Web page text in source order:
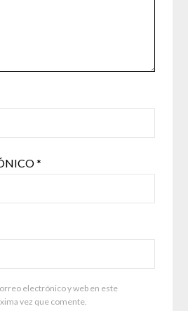
*
electrónico y web en este
vez que comente.